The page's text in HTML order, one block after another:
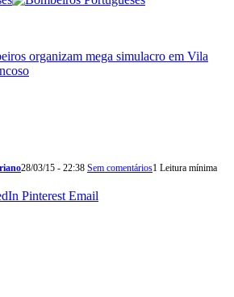
organizam mega simulacro em Vila
28/03/15 - 22:38 Sem comentários1 Leitura mínima
Pinterest Email